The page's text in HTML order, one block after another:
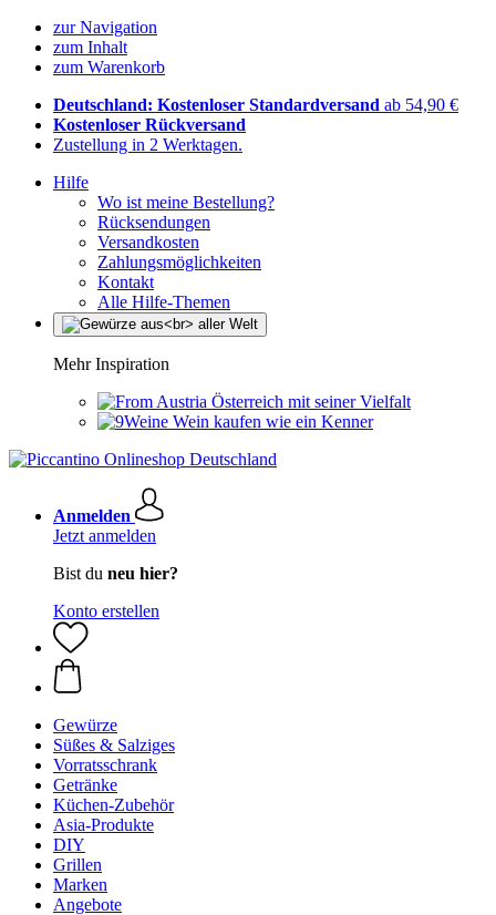
zur Navigation
zum Inhalt
zum Warenkorb
Deutschland: Kostenloser Standardversand ab 54,90 €
Kostenloser Rückversand
Zustellung in 2 Werktagen.
Hilfe
Wo ist meine Bestellung?
Rücksendungen
Versandkosten
Zahlungsmöglichkeiten
Kontakt
Alle Hilfe-Themen
Mehr Inspiration
Österreich mit seiner Vielfalt
Wein kaufen wie ein Kenner
Anmelden
Jetzt anmelden
Bist du neu hier?
Konto erstellen
Gewürze
Süßes & Salziges
Vorratsschrank
Getränke
Küchen-Zubehör
Asia-Produkte
DIY
Grillen
Marken
Angebote